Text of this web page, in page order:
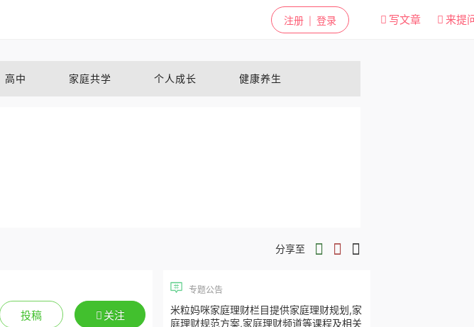
来提
写文章
注册 登录
高中 家庭共学 个人成长 健康养生
分享至
关注
投稿
专题公告
米粒妈咪家庭理财栏目提供家庭理财规划,家
庭理财规范方案,家庭理财频道等课程及相关